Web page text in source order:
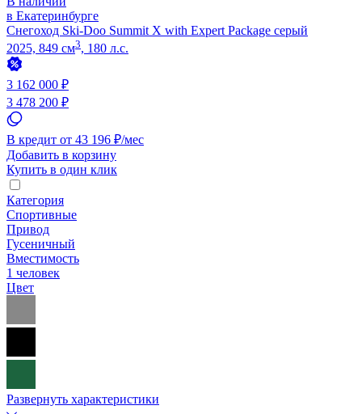
в Екатеринбурге
Снегоход Ski-Doo Summit X with Expert Package серый
2025, 849 см3, 180 л.с.
3 162 000 ₽
3 478 200 ₽
В кредит от 43 196 ₽/мес
Добавить в корзину
Купить в один клик
Категория
Спортивные
Привод
Гусеничный
Вместимость
1 человек
Цвет
Развернуть характеристики